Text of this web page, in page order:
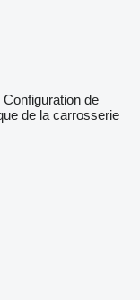
Configuration de
de la carrosserie